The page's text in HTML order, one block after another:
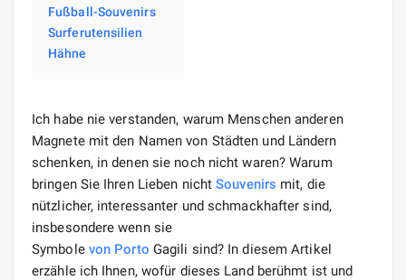
Fußball-Souvenirs
Surferutensilien
Hähne
Ich habe nie verstanden, warum Menschen anderen
Magnete mit den Namen von Städten und Ländern
schenken, in denen sie noch nicht waren? Warum
bringen Sie Ihren Lieben nichtSouvenirs mit, die
nützlicher, interessanter und schmackhafter sind,
insbesondere wenn sie
Symbole von Porto Gagili sind? In diesem Artikel
erzähle ich Ihnen, wofür dieses Land berühmt ist und